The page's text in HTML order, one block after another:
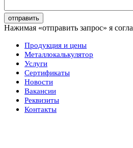
отправить
Нажимая «отправить запрос» я
Продукция и цены
Металлокалькулятор
Услуги
Сертификаты
Новости
Вакансии
Реквизиты
Контакты